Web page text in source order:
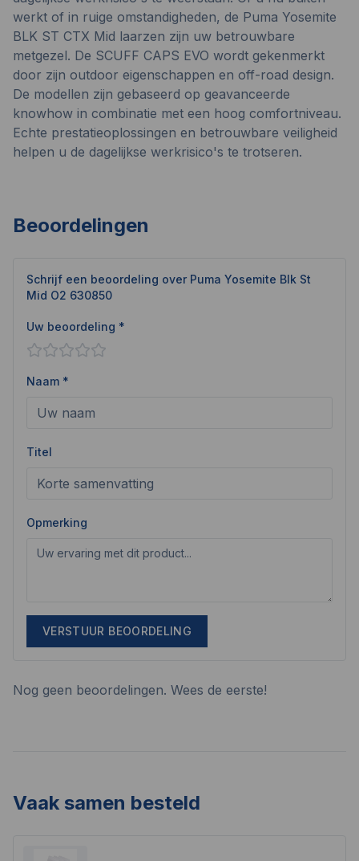
werkt of in ruige omstandigheden, de Puma Yosemite
BLK ST CTX Mid laarzen zijn uw betrouwbare
metgezel. De SCUFF CAPS EVO wordt gekenmerkt
door zijn outdoor eigenschappen en off-road design.
De modellen zijn gebaseerd op geavanceerde
knowhow in combinatie met een hoog comfortniveau.
Echte prestatieoplossingen en betrouwbare veiligheid
helpen u de dagelijkse werkrisico's te trotseren.
Beoordelingen
Schrijf een beoordeling over Puma Yosemite Blk St
Mid O2 630850
Uw beoordeling *
Naam *
Titel
Opmerking
VERSTUUR BEOORDELING
Nog geen beoordelingen. Wees de eerste!
Vaak samen besteld